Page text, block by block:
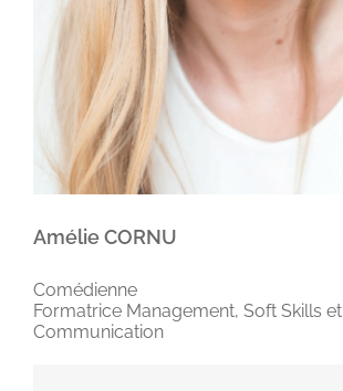
Amélie CORNU
Comédienne
Formatrice Management, Soft Skills et
Communication